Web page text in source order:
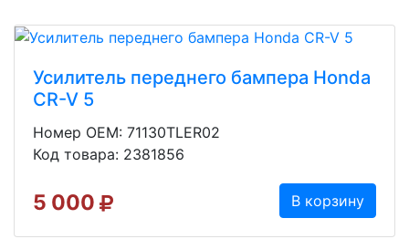
Усилитель переднего бампера Honda
CR-V 5
Номер OEM: 71130TLER02
Код товара: 2381856
5 000 В корзину